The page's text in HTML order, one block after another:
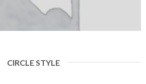
CIRCLE STYLE